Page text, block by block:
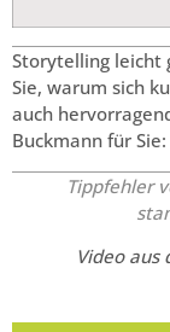
Storytelling leicht
Sie, warum sich
auch
Buckmann für Sie:
Tippfehler
Video aus